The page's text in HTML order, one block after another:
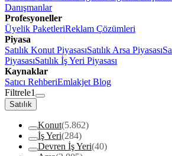
Danışmanlar
Profesyoneller
Üyelik PaketleriReklam Çözümleri
Piyasa
Satılık Konut PiyasasıSatılık Arsa Piyasası
PiyasasıSatılık İş Yeri Piyasası
Kaynaklar
Satıcı RehberiEmlakjet Blog
Filtrele1
Satılık
Konut(5.862)
İş Yeri(284)
Devren İş Yeri(40)